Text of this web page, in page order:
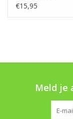
€15,95
Meld je